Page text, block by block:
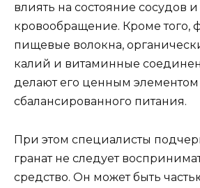
влиять на состояние сосудов и
кровообращение. Кроме того,
пищевые волокна,
калий и витаминные
делают его ценным элементом
сбалансированного питания.
При этом специалисты
гранат не следует
средство. Он может быть